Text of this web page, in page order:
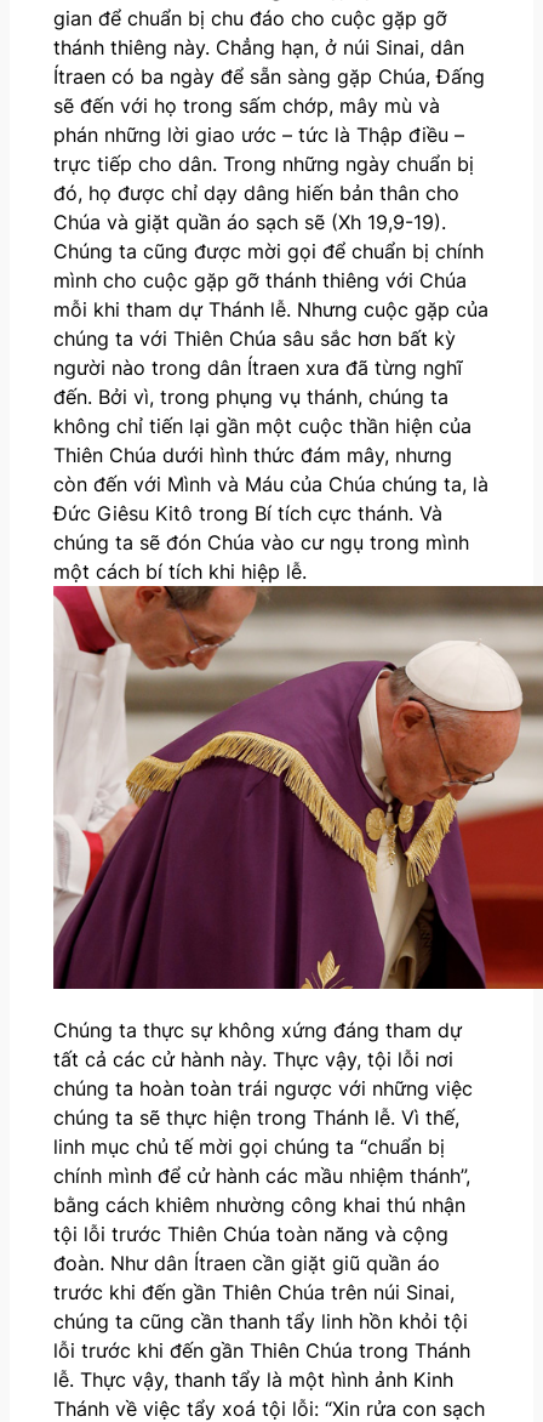
gian để chuẩn bị chu đáo cho cuộc gặp gỡ
thánh thiêng này. Chẳng hạn, ở núi Sinai, dân
Ítraen có ba ngày để sẵn sàng gặp Chúa, Đấng
sẽ đến với họ trong sấm chớp, mây mù và
phán những lời giao ước – tức là Thập điều –
trực tiếp cho dân. Trong những ngày chuẩn bị
đó, họ được chỉ dạy dâng hiến bản thân cho
Chúa và giặt quần áo sạch sẽ (Xh 19,9-19).
Chúng ta cũng được mời gọi để chuẩn bị chính
mình cho cuộc gặp gỡ thánh thiêng với Chúa
mỗi khi tham dự Thánh lễ. Nhưng cuộc gặp của
chúng ta với Thiên Chúa sâu sắc hơn bất kỳ
người nào trong dân Ítraen xưa đã từng nghĩ
đến. Bởi vì, trong phụng vụ thánh, chúng ta
không chỉ tiến lại gần một cuộc thần hiện của
Thiên Chúa dưới hình thức đám mây, nhưng
còn đến với Mình và Máu của Chúa chúng ta, là
Đức Giêsu Kitô trong Bí tích cực thánh. Và
chúng ta sẽ đón Chúa vào cư ngụ trong mình
một cách bí tích khi hiệp lễ.
Chúng ta thực sự không xứng đáng tham dự
tất cả các cử hành này. Thực vậy, tội lỗi nơi
chúng ta hoàn toàn trái ngược với những việc
chúng ta sẽ thực hiện trong Thánh lễ. Vì thế,
linh mục chủ tế mời gọi chúng ta “chuẩn bị
chính mình để cử hành các mầu nhiệm thánh”,
bằng cách khiêm nhường công khai thú nhận
tội lỗi trước Thiên Chúa toàn năng và cộng
đoàn. Như dân Ítraen cần giặt giũ quần áo
trước khi đến gần Thiên Chúa trên núi Sinai,
chúng ta cũng cần thanh tẩy linh hồn khỏi tội
lỗi trước khi đến gần Thiên Chúa trong Thánh
lễ. Thực vậy, thanh tẩy là một hình ảnh Kinh
Thánh về việc tẩy xoá tội lỗi: “Xin rửa con sạch